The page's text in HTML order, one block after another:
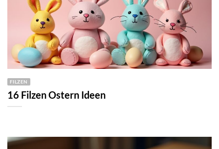
FILZEN
16 Filzen Ostern Ideen